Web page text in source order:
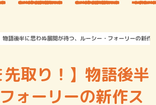
物語後半に思わぬ展開が待つ、ルーシー・フォーリーの新
先取り！】物語後半
ォーリーの新作ス